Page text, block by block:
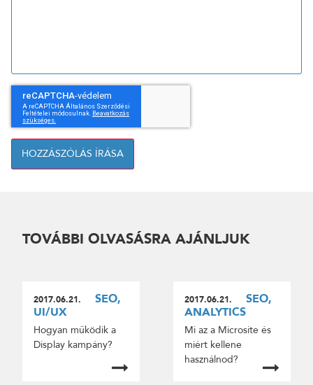
HOZZÁSZÓLÁS ÍRÁSA
TOVÁBBI OLVASÁSRA AJÁNLJUK
2017.06.21.
SEO,
UI/UX
Hogyan működik a
Display kampány?
2017.06.21.
SEO,
ANALYTICS
Mi az a Microsite és
miért kellene
használnod?